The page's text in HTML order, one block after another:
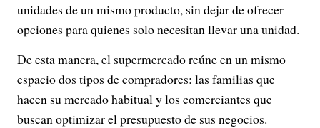
unidades de un mismo producto, sin dejar de ofrecer
opciones para quienes solo necesitan llevar una unidad.
De esta manera, el supermercado reúne en un mismo
espacio dos tipos de compradores: las familias que
hacen su mercado habitual y los comerciantes que
buscan optimizar el presupuesto de sus negocios.